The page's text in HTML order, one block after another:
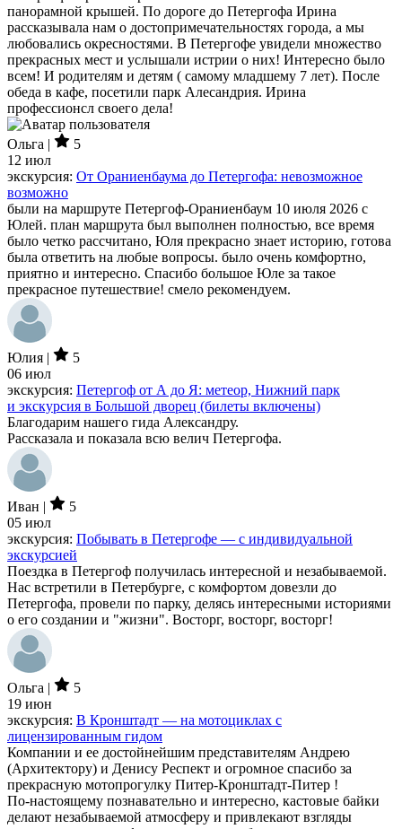
панорамной крышей. По дороге до Петергофа Ирина
рассказывала нам о достопримечательностях города, а мы
любовались окресностями. В Петергофе увидели множество
прекрасных мест и услышали истрии о них! Интересно было
всем! И родителям и детям ( самому младшему 7 лет). После
обеда в кафе, посетили парк Алесандрия. Ирина
профессионсл своего дела!
Ольга |
5
12 июл
экскурсия: От Ораниенбаума до Петергофа: невозможное
возможно
были на маршруте Петергоф-Ораниенбаум 10 июля 2026 с
Юлей. план маршрута был выполнен полностью, все время
было четко рассчитано, Юля прекрасно знает историю, готова
была ответить на любые вопросы. было очень комфортно,
приятно и интересно. Спасибо большое Юле за такое
прекрасное путешествие! смело рекомендуем.
Юлия |
5
06 июл
экскурсия: Петергоф от А до Я: метеор, Нижний парк
и экскурсия в Большой дворец (билеты включены)
Благодарим нашего гида Александру.
Рассказала и показала всю велич Петергофа.
Иван |
5
05 июл
экскурсия: Побывать в Петергофе — с индивидуальной
экскурсией
Поездка в Петергоф получилась интересной и незабываемой.
Нас встретили в Петербурге, с комфортом довезли до
Петергофа, провели по парку, делясь интересными историями
о его создании и "жизни". Восторг, восторг, восторг!
Ольга |
5
19 июн
экскурсия: В Кронштадт — на мотоциклах с
лицензированным гидом
Компании и ее достойнейшим представителям Андрею
(Архитектору) и Денису Респект и огромное спасибо за
прекрасную мотопрогулку Питер-Кронштадт-Питер !
По-настоящему познавательно и интересно, кастовые байки
делают незабываемой атмосферу и привлекают взгляды